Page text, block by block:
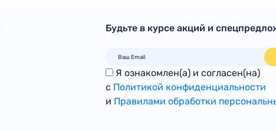
Будьте в курсе акций и
Я ознакомлен(а) и согласен(на)
с Политикой конфиденциальности
и Правилами обработки